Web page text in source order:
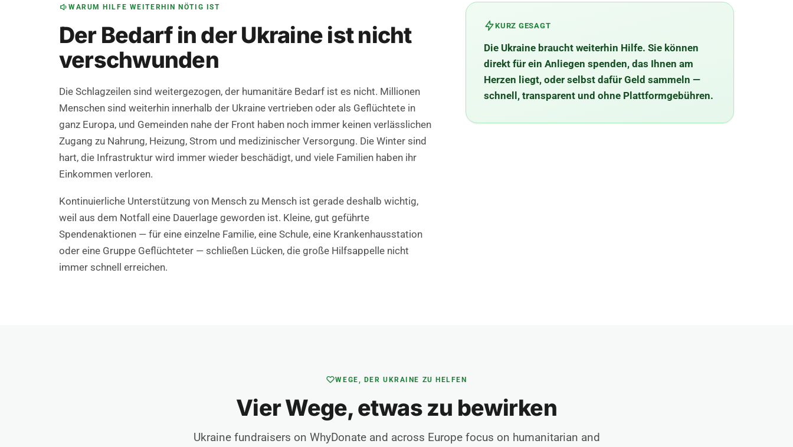
WARUM HILFE WEITERHIN NÖTIG IST
Der Bedarf in der Ukraine ist nicht
verschwunden
Die Schlagzeilen sind weitergezogen, der humanitäre Bedarf ist es nicht. Millionen
Menschen sind weiterhin innerhalb der Ukraine vertrieben oder als Geflüchtete in
ganz Europa, und Gemeinden nahe der Front haben noch immer keinen verlässlichen
Zugang zu Nahrung, Heizung, Strom und medizinischer Versorgung. Die Winter sind
hart, die Infrastruktur wird immer wieder beschädigt, und viele Familien haben ihr
Einkommen verloren.
Kontinuierliche Unterstützung von Mensch zu Mensch ist gerade deshalb wichtig,
weil aus dem Notfall eine Dauerlage geworden ist. Kleine, gut geführte
Spendenaktionen — für eine einzelne Familie, eine Schule, eine Krankenhausstation
oder eine Gruppe Geflüchteter — schließen Lücken, die große Hilfsappelle nicht
immer schnell erreichen.
KURZ GESAGT
Die Ukraine braucht weiterhin Hilfe. Sie können
direkt für ein Anliegen spenden, das Ihnen am
Herzen liegt, oder selbst dafür Geld sammeln —
schnell, transparent und ohne Plattformgebühren.
WEGE, DER UKRAINE ZU HELFEN
Vier Wege, etwas zu bewirken
Ukraine fundraisers on WhyDonate and across Europe focus on humanitarian and